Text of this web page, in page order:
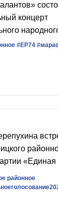
концерт
#ЕР74
районное